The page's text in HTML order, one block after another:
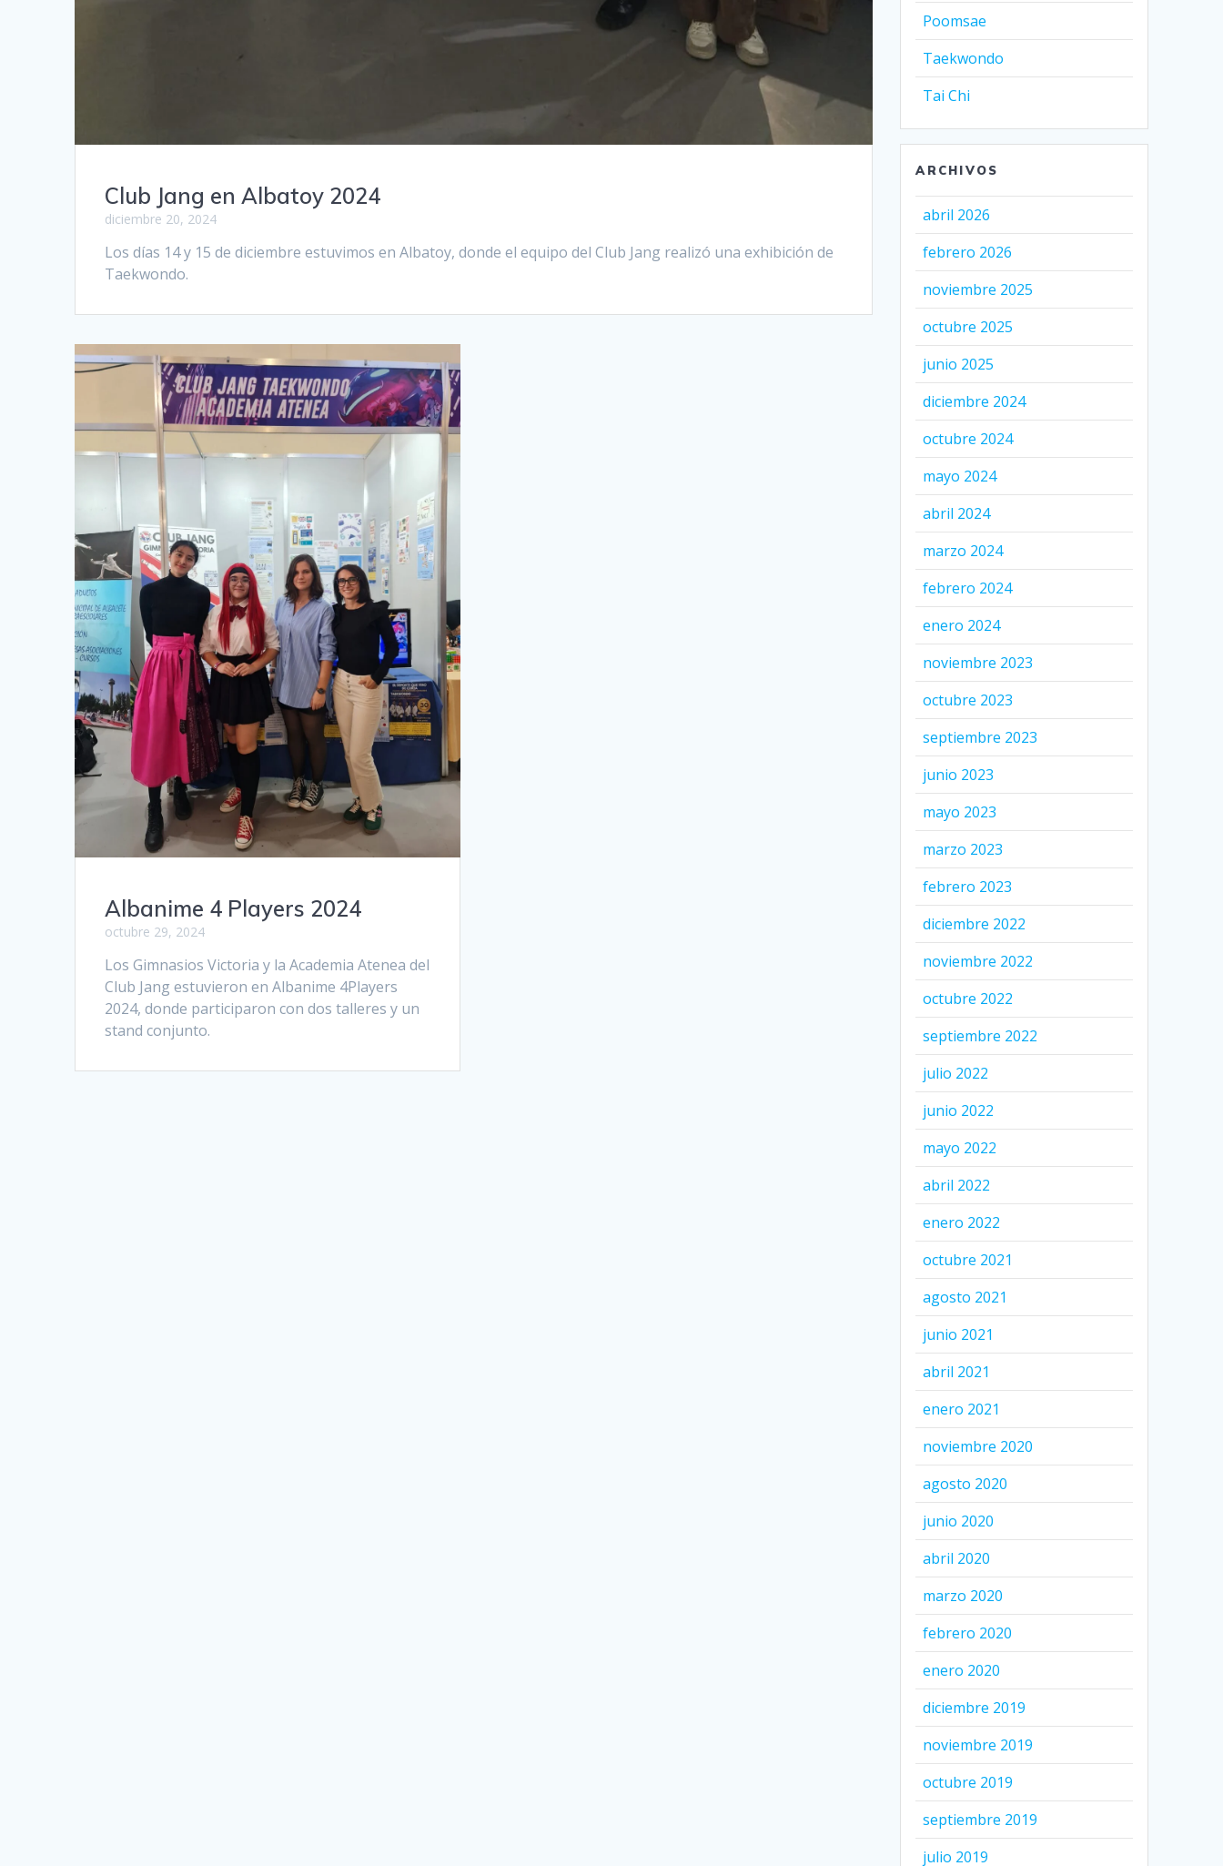
Club Jang en Albatoy 2024
diciembre 20, 2024
Los días 14 y 15 de diciembre estuvimos en Albatoy, donde el equipo del Club Jang realizó una exhibición de
Taekwondo.
Albanime 4 Players 2024
octubre 29, 2024
Los Gimnasios Victoria y la Academia Atenea del
Club Jang estuvieron en Albanime 4Players
2024, donde participaron con dos talleres y un
stand conjunto.
Poomsae
Taekwondo
Tai Chi
ARCHIVOS
abril 2026
febrero 2026
noviembre 2025
octubre 2025
junio 2025
diciembre 2024
octubre 2024
mayo 2024
abril 2024
marzo 2024
febrero 2024
enero 2024
noviembre 2023
octubre 2023
septiembre 2023
junio 2023
mayo 2023
marzo 2023
febrero 2023
diciembre 2022
noviembre 2022
octubre 2022
septiembre 2022
julio 2022
junio 2022
mayo 2022
abril 2022
enero 2022
octubre 2021
agosto 2021
junio 2021
abril 2021
enero 2021
noviembre 2020
agosto 2020
junio 2020
abril 2020
marzo 2020
febrero 2020
enero 2020
diciembre 2019
noviembre 2019
octubre 2019
septiembre 2019
julio 2019